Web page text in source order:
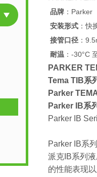
品牌 ：Parker
安装形式 ：快
接管口径 ：
耐温 ：-30°C
PARKER
Tema TIB系
Parker
Parker IB系
Parker IB
Parker IB系
派克IB系列
的性能表现